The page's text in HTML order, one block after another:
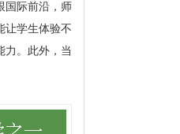
国际前沿，师
让学生体验不
力。此外，当